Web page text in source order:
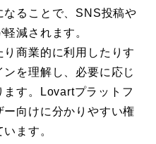
ることで、SNS投稿や
減されます。
商業的に利用したりす
を理解し、必要に応じ
す。Lovartプラットフ
ー向けに分かりやすい権
ます。